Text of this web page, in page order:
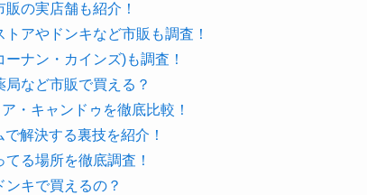
の実店舗も紹介！
アやドンキなど市販も調査！
ナン・カインズ)も調査！
など市販で買える？
・キャンドゥを徹底比較！
解決する裏技を紹介！
る場所を徹底調査！
キで買えるの？